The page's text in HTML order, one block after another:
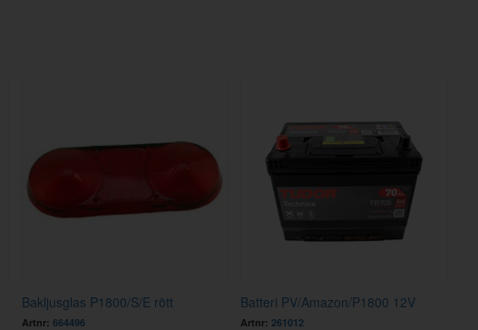
Bakljusglas P1800/S/E rött
Artnr: 664496
Batteri PV/Amazon/P1800 12V
Artnr: 261012